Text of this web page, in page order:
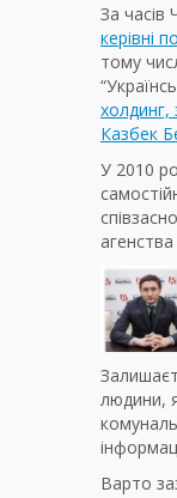
За часів
керівні
тому
Казбек
У 2010
людини,
Варто